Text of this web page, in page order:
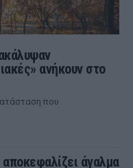
ανήκουν στο
που
άγαλμα